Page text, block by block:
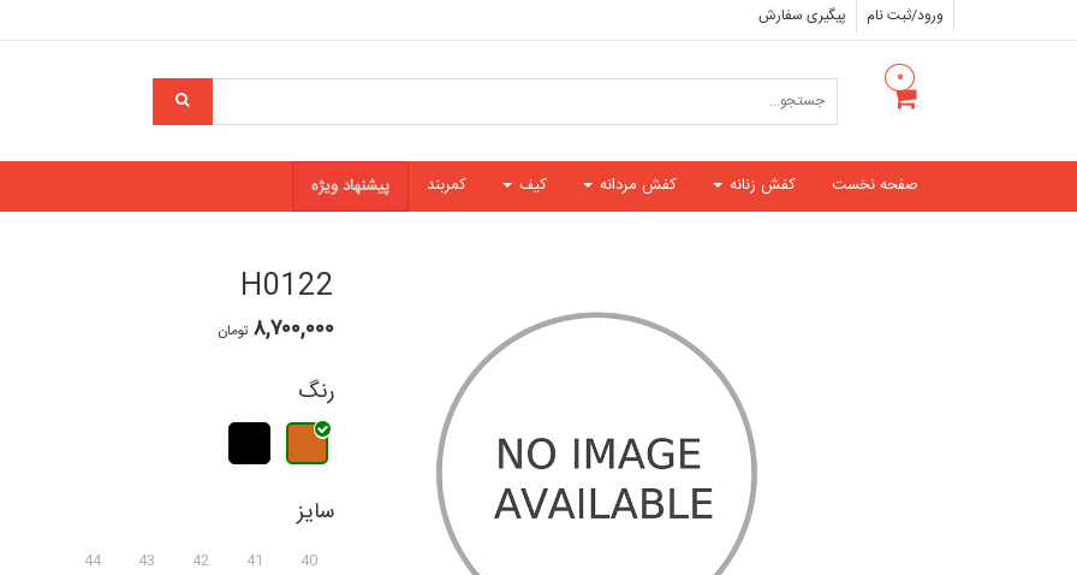
ورود/ثبت نام پیگیری سفارش
۰
صفحه نخست کفش زنانه کفش مردانه کیف کمربند پیشنهاد ویژه
H0122
۸,۷۰۰,۰۰۰ تومان
رنگ
سایز
40
41
42
43
44